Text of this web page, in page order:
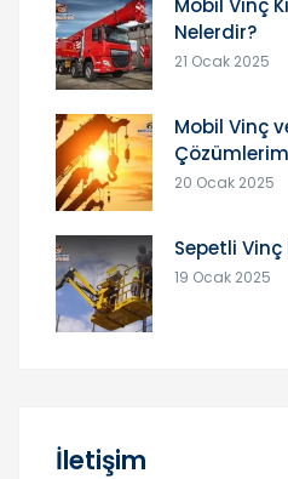
Mobil Vinç
Nelerdir?
21 Ocak 2025
Mobil Vinç
20 Ocak 2025
Sepetli
19 Ocak 2025
İletişim